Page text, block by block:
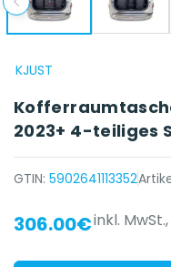
KJUST
2023+ 4-teiliges
GTIN: 5902641113352
{{ name }} auf {{
306.00€inkl. MwSt.,